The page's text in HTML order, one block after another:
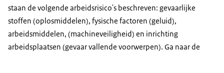
staan de volgende arbeidsrisico's beschreven: gevaarlijke
stoffen (oplosmiddelen), fysische factoren (geluid),
arbeidsmiddelen, (machineveiligheid) en inrichting
arbeidsplaatsen (gevaar vallende voorwerpen). Ga naar de